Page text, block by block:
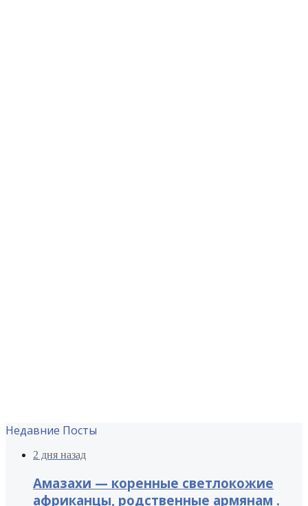
Недавние Посты
2 дня назад
Амазахи — коренные светлокожие
африканцы, родственные армянам .